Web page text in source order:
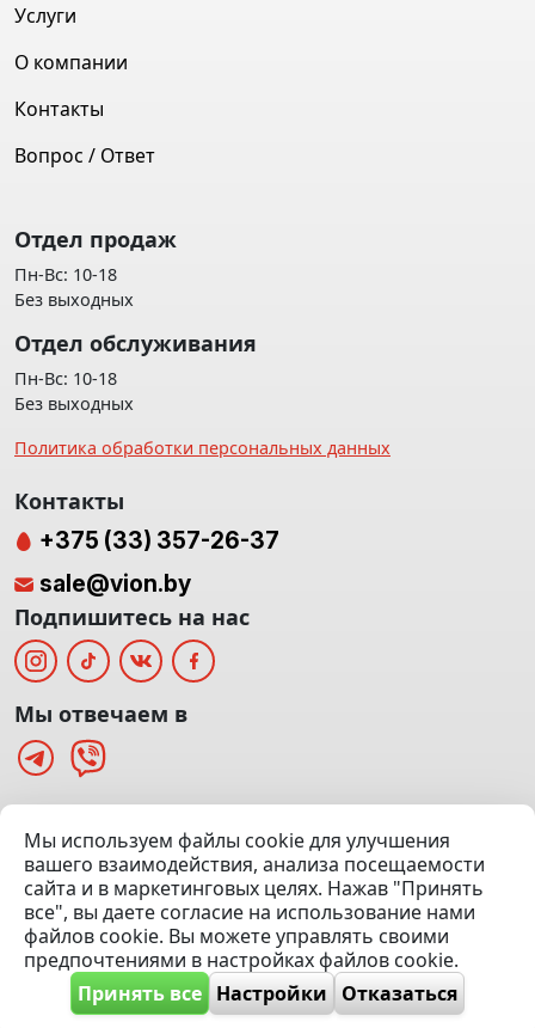
(Офис: 5 этаж | Осмотр авто: 5 этаж)
Посмотреть на карте
© 2020 — 2026 VION.BY — Продажа, выкуп и обмен | УНП
192961100 |Эвакуатор Минск
Услуги
О компании
Контакты
Вопрос / Ответ
Отдел продаж
Пн-Вс: 10-18
Без выходных
Отдел обслуживания
Пн-Вс: 10-18
Без выходных
Политика обработки персональных данных
Мы используем файлы cookie для улучшения
вашего взаимодействия, анализа посещаемости
сайта и в маркетинговых целях. Нажав "Принять
все", вы даете согласие на использование нами
файлов cookie. Вы можете управлять своими
предпочтениями в настройках файлов cookie.
Принять все Настройки Отказаться
Контакты
+375 (33) 357-26-37
sale@vion.by
Подпишитесь на нас
Мы отвечаем в